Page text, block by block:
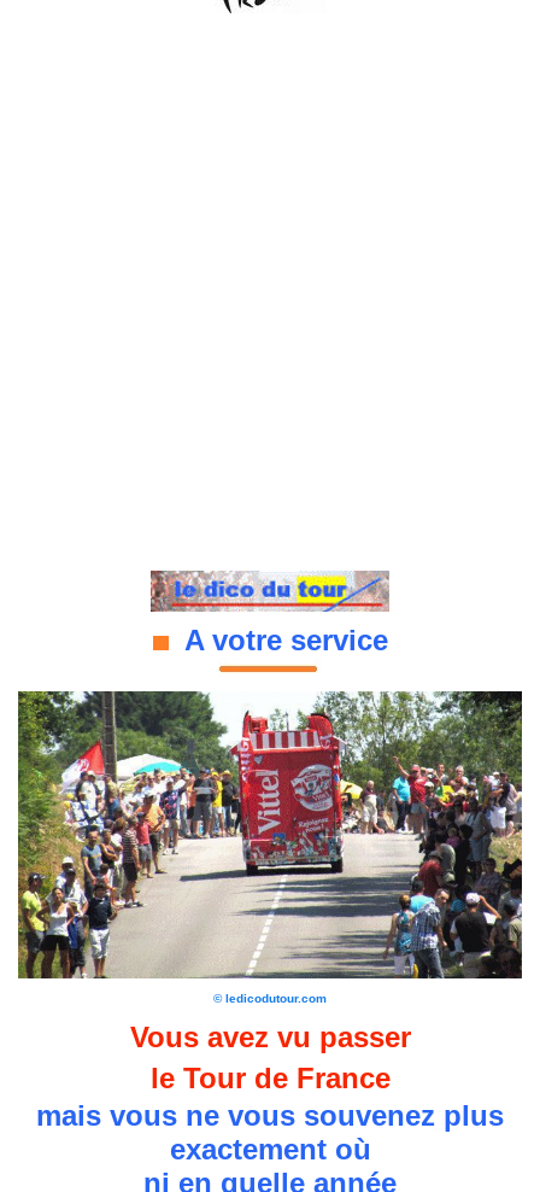
A votre service
© ledicodutour.com
Vous avez vu passer
le Tour de France
mais vous ne vous souvenez plus
exactement où
ni en quelle année